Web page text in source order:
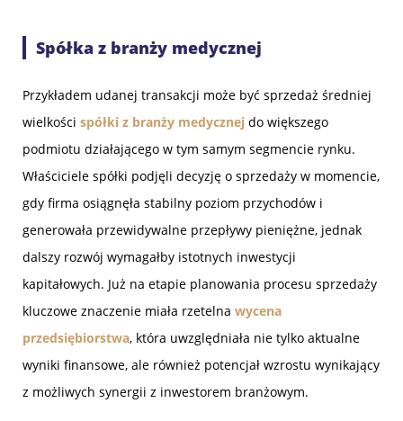
Spółka z branży medycznej
Przykładem udanej transakcji może być sprzedaż średniej
wielkości spółki z branży medycznej do większego
podmiotu działającego w tym samym segmencie rynku.
Właściciele spółki podjęli decyzję o sprzedaży w momencie,
gdy firma osiągnęła stabilny poziom przychodów i
generowała przewidywalne przepływy pieniężne, jednak
dalszy rozwój wymagałby istotnych inwestycji
kapitałowych. Już na etapie planowania procesu sprzedaży
kluczowe znaczenie miała rzetelna wycena
przedsiębiorstwa, która uwzględniała nie tylko aktualne
wyniki finansowe, ale również potencjał wzrostu wynikający
z możliwych synergii z inwestorem branżowym.